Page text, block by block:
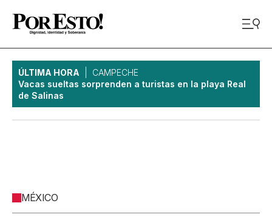
ÚLTIMA HORA
CAMPECHE
Vacas sueltas sorprenden a turistas en la playa Real
de Salinas
MÉXICO